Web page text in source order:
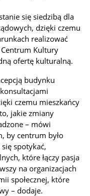
się siedzibą dla
dzięki czemu
realizować
Kultury
ofertę kulturalną.
budynku
czemu mieszkańcy
jakie zmiany
– mówi
by centrum było
spotykać,
które łączy pasja
na organizacjach
społecznej, które
– dodaje.